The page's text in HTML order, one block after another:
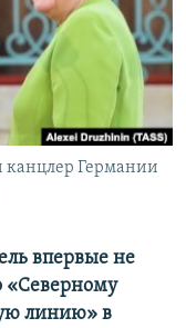
канцлер Германии
впервые не
«Северному
линию» в